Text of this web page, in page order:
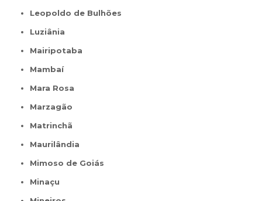
Leopoldo de Bulhões
Luziânia
Mairipotaba
Mambaí
Mara Rosa
Marzagão
Matrinchã
Maurilândia
Mimoso de Goiás
Minaçu